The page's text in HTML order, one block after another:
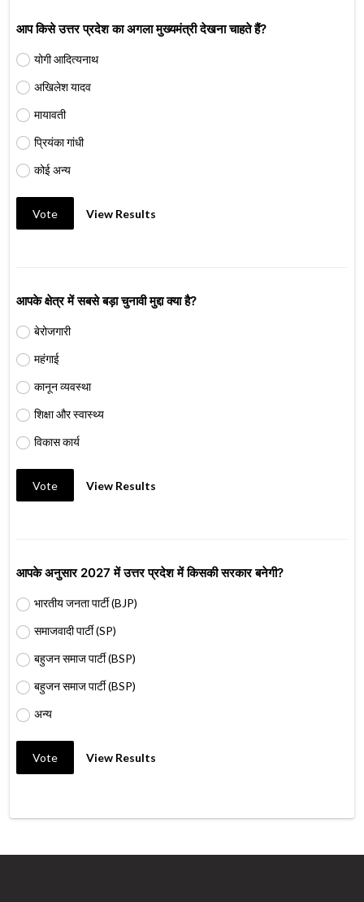
आप किसे उत्तर प्रदेश का अगला मुख्यमंत्री देखना चाहते हैं?
योगी आदित्यनाथ
अखिलेश यादव
मायावती
प्रियंका गांधी
कोई अन्य
Vote View Results
आपके क्षेत्र में सबसे बड़ा चुनावी मुद्दा क्या है?
बेरोजगारी
महंगाई
कानून व्यवस्था
शिक्षा और स्वास्थ्य
विकास कार्य
Vote View Results
आपके अनुसार 2027 में उत्तर प्रदेश में किसकी सरकार बनेगी?
भारतीय जनता पार्टी (BJP)
समाजवादी पार्टी (SP)
बहुजन समाज पार्टी (BSP)
बहुजन समाज पार्टी (BSP)
अन्य
Vote View Results